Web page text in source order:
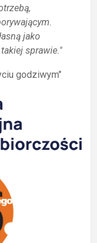
jako
sprawie."
godziwym"